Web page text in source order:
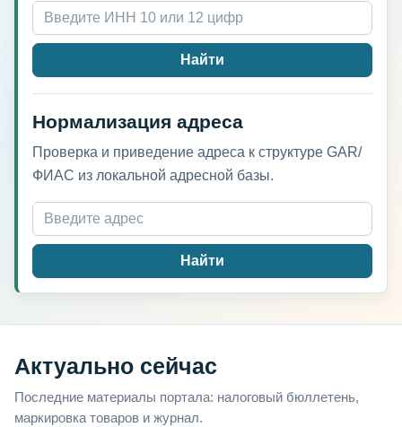
Найти
Нормализация адреса
Проверка и приведение адреса к структуре GAR/
ФИАС из локальной адресной базы.
Найти
Актуально сейчас
Последние материалы портала: налоговый бюллетень,
маркировка товаров и журнал.